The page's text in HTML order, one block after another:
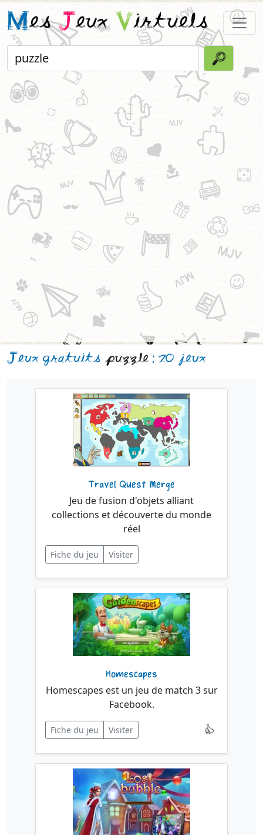
MesJeuxVirtuels
Jeux gratuits puzzle : 20 jeux
Travel Quest Merge
Jeu de fusion d'objets alliant
collections et découverte du monde
réel
Fiche du jeu Visiter
Homescapes
Homescapes est un jeu de match 3 sur
Facebook.
Fiche du jeu Visiter